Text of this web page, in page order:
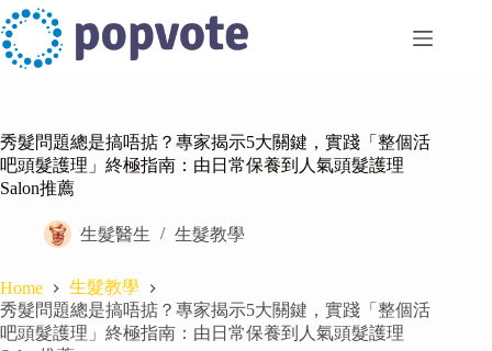
Skip
to
content
秀髮問題總是搞唔掂？專家揭示5大關鍵，實踐「整個活
吧頭髮護理」終極指南：由日常保養到人氣頭髮護理
Salon推薦
生髮醫生 生髮教學
Home
生髮教學
秀髮問題總是搞唔掂？專家揭示5大關鍵，實踐「整個活
吧頭髮護理」終極指南：由日常保養到人氣頭髮護理